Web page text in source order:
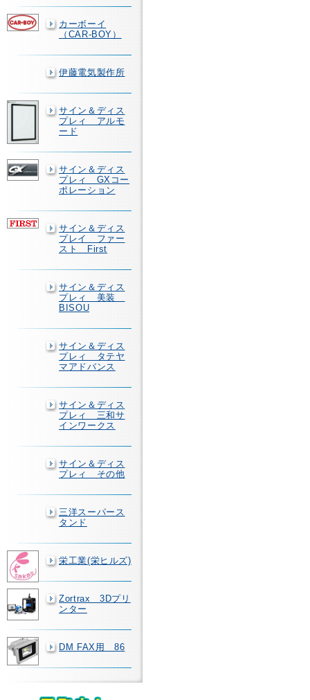
カーボーイ
（CAR-BOY）
伊藤電気製作所
サイン＆ディス
プレィ アルモ
ード
サイン＆ディス
プレィ GXコー
ポレーション
サイン＆ディス
プレイ ファー
スト First
サイン＆ディス
プレィ 美装
BISOU
サイン＆ディス
プレィ タテヤ
マアドバンス
サイン＆ディス
プレィ 三和サ
インワークス
サイン＆ディス
プレィ その他
三洋スーパース
タンド
栄工業(栄ヒルズ)
Zortrax 3Dプリ
ンター
DM FAX用 86